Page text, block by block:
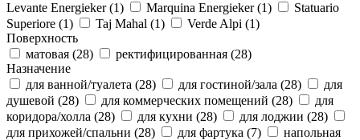
Levante Energieker (1) Marquina Energieker (1)
Statuario
Superiore (1) Taj Mahal (1) Verde Alpi (1)
Поверхность
матовая (28) ректифицированная (28)
Назначение
для ванной/туалета (28) для гостиной/зала (28)
для
душевой (28) для коммерческих помещений (28)
для
коридора/холла (28) для кухни (28) для лоджии (28)
для прихожей/спальни (28) для фартука (7)
напольная